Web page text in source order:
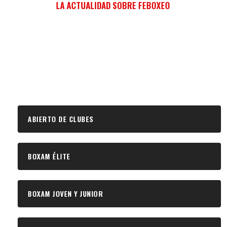
LA ACTUALIDAD SOBRE FEBOXEO
ABIERTO DE CLUBES
BOXAM ÉLITE
BOXAM JOVEN Y JUNIOR